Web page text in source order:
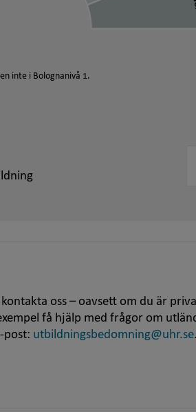
inte i Bolognanivå 1.
oss – oavsett om du är
få hjälp med frågor om
post: utbildningsbedomning@uhr.se